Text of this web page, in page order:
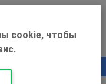
cookie, чтобы